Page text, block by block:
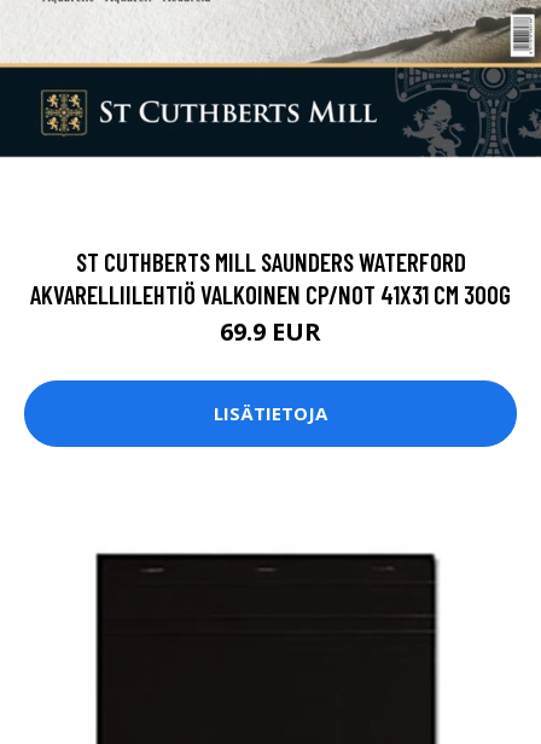
ST CUTHBERTS MILL SAUNDERS WATERFORD
AKVARELLIILEHTIÖ VALKOINEN CP/NOT 41X31 CM 300G
69.9 EUR
LISÄTIETOJA